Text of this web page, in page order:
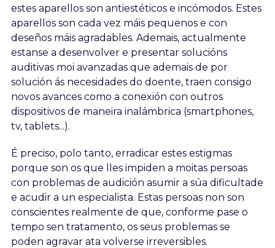
estes aparellos son antiestéticos e incómodos. Estes
aparellos son cada vez máis pequenos e con
deseños máis agradables. Ademais, actualmente
estanse a desenvolver e presentar solucións
auditivas moi avanzadas que ademais de por
solución ás necesidades do doente, traen consigo
novos avances como a conexión con outros
dispositivos de maneira inalámbrica (smartphones,
tv, tablets...).
É preciso, polo tanto, erradicar estes estigmas
porque son os que lles impiden a moitas persoas
con problemas de audición asumir a súa dificultade
e acudir a un especialista. Estas persoas non son
conscientes realmente de que, conforme pase o
tempo sen tratamento, os seus problemas se
poden agravar ata volverse irreversibles.